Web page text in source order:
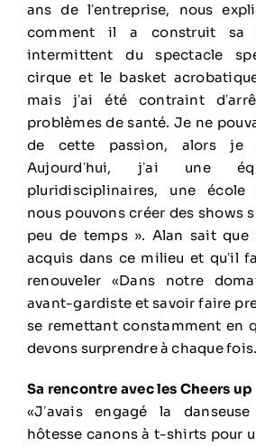
ans de lʼentreprise, nous
comment il a construit sa
intermittent du spectacle
cirque et le basket
mais jʼai été contraint
problèmes de santé. Je ne
de cette passion, alors je
Aujourdʼhui, jʼai une
pluridisciplinaires, une école
nous pouvons créer des shows
peu de temps ». Alan sait que
acquis dans ce milieu et quʼil
renouveler «Dans notre
avant-gardiste et savoir faire
se remettant constamment en
devons surprendre à chaque
Sa rencontre avec les Cheers up
«Jʼavais engagé la
hôtesse canons à t-shirts pour